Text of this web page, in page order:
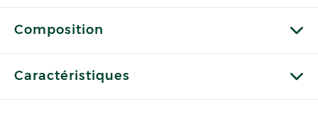
Composition
Caractéristiques